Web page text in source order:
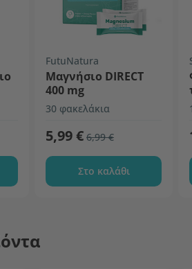
FutuNatura
Μαγνήσιο DIRECT
400 mg
30 φακελάκια
5,99 € 6,99 €
Στο καλάθι